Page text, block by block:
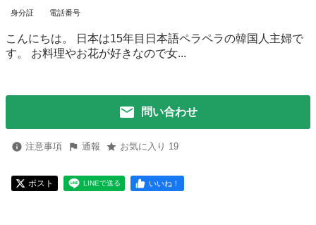
身分証 電話番号
こんにちは。 日本は15年目日本語ペラペラの韓国人主婦で
す。 お料理やお花が好きなので女...
問い合わせ
注意事項 通報 お気に入り 19
ポスト LINEで送る いいね！